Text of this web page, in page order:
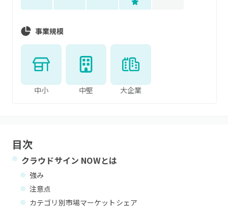
事業規模
中小 中堅 大企業
目次
クラウドサイン NOWとは
強み
注意点
カテゴリ別市場マーケットシェア